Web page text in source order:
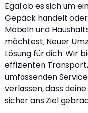
Egal ob es sich um
Gepäck handelt
Möbeln und
möchtest, Neuer
Lösung für dich. Wir
effizienten
umfassenden
verlassen, dass
sicher ans Ziel